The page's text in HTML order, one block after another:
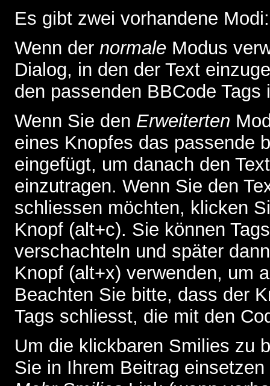
Es gibt zwei vorhandene
Wenn der normale Modus
Dialog, in den der Text
den passenden BBCode
Wenn Sie den Erweiterten
eines Knopfes das passende
eingefügt, um danach den
einzutragen. Wenn Sie den
schliessen möchten, klicken
Knopf (alt+c). Sie können
verschachteln und später
Knopf (alt+x) verwenden, um
Beachten Sie bitte, dass der
Tags schliesst, die mit den
Um die klickbaren Smilies zu
Sie in Ihrem Beitrag